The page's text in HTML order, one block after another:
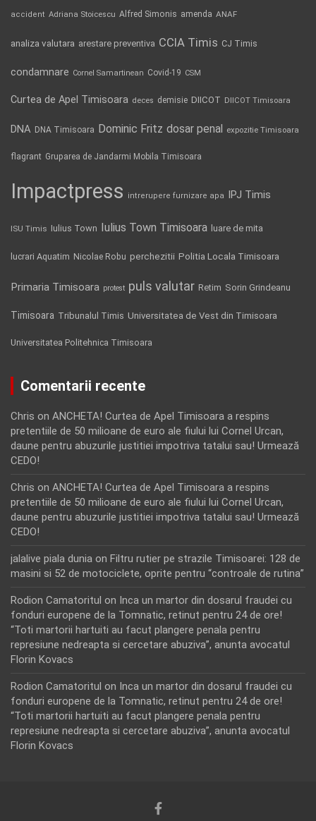
accident Adriana Stoicescu Alfred Simonis amenda ANAF
analiza valutara arestare preventiva CCIA Timis CJ Timis
condamnare Cornel Samartinean Covid-19 CSM
Curtea de Apel Timisoara deces demisie DIICOT DIICOT Timisoara
DNA DNA Timisoara Dominic Fritz dosar penal expozitie Timisoara
flagrant Gruparea de Jandarmi Mobila Timisoara
Impactpress intrerupere furnizare apa IPJ Timis
ISU Timis Iulius Town Iulius Town Timisoara luare de mita
lucrari Aquatim Nicolae Robu perchezitii Politia Locala Timisoara
Primaria Timisoara protest puls valutar Retim Sorin Grindeanu
Timisoara Tribunalul Timis Universitatea de Vest din Timisoara
Universitatea Politehnica Timisoara
Comentarii recente
Chris on ANCHETA! Curtea de Apel Timisoara a respins
pretentiile de 50 milioane de euro ale fiului lui Cornel Urcan,
daune pentru abuzurile justitiei impotriva tatalui sau! Urmează
CEDO!
Chris on ANCHETA! Curtea de Apel Timisoara a respins
pretentiile de 50 milioane de euro ale fiului lui Cornel Urcan,
daune pentru abuzurile justitiei impotriva tatalui sau! Urmează
CEDO!
jalalive piala dunia on Filtru rutier pe strazile Timisoarei: 128 de
masini si 52 de motociclete, oprite pentru “controale de rutina”
Rodion Camatoritul on Inca un martor din dosarul fraudei cu
fonduri europene de la Tomnatic, retinut pentru 24 de ore!
“Toti martorii hartuiti au facut plangere penala pentru
represiune nedreapta si cercetare abuziva”, anunta avocatul
Florin Kovacs
Rodion Camatoritul on Inca un martor din dosarul fraudei cu
fonduri europene de la Tomnatic, retinut pentru 24 de ore!
“Toti martorii hartuiti au facut plangere penala pentru
represiune nedreapta si cercetare abuziva”, anunta avocatul
Florin Kovacs